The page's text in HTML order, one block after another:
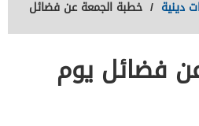
دينية / خطبة الجمعة عن فضائل
فضائل يوم